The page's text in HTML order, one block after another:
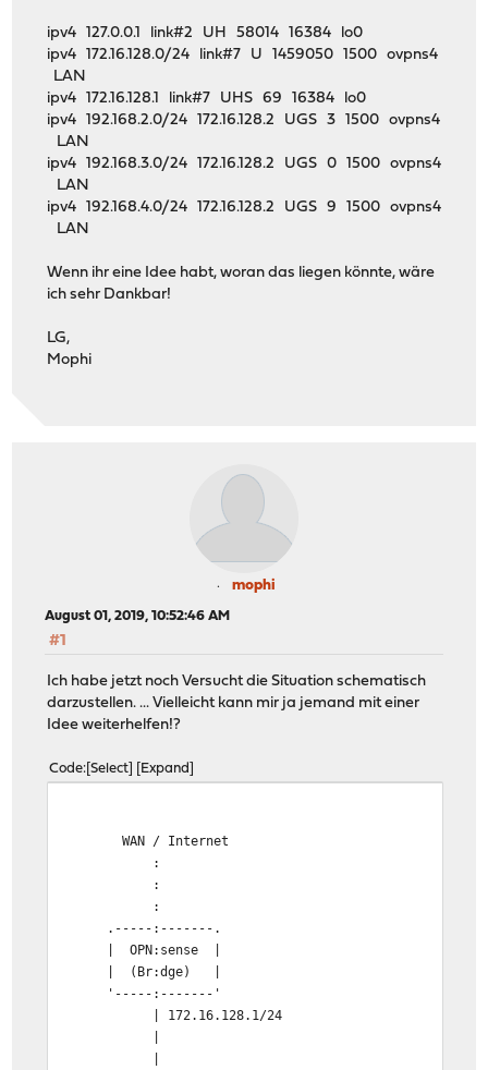
ipv4 127.0.0.1 link#2 UH 58014 16384 lo0
ipv4 172.16.128.0/24 link#7 U 1459050 1500 ovpns4
LAN
ipv4 172.16.128.1 link#7 UHS 69 16384 lo0
ipv4 192.168.2.0/24 172.16.128.2 UGS 3 1500 ovpns4
LAN
ipv4 192.168.3.0/24 172.16.128.2 UGS 0 1500 ovpns4
LAN
ipv4 192.168.4.0/24 172.16.128.2 UGS 9 1500 ovpns4
LAN
Wenn ihr eine Idee habt, woran das liegen könnte, wäre
ich sehr Dankbar!
LG,
Mophi
mophi
August 01, 2019, 10:52:46 AM
#1
Ich habe jetzt noch Versucht die Situation schematisch
darzustellen. ... Vielleicht kann mir ja jemand mit einer
Idee weiterhelfen!?
Code Select Expand
WAN / Internet
:
:
:
.-----:-------.
| OPN:sense |
| (Br:dge) |
'-----:-------'
| 172.16.128.1/24